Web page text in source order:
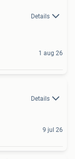
Details
1 aug 26
Details
9 jul 26